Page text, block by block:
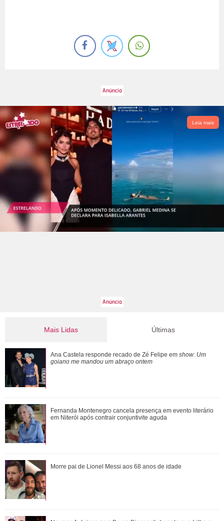
Leia mais
Mais Lidas
Ana Castela responde recado de Zé Felipe em show: Um
goiano me mandou um abraço ontem
Morre pai de Lionel Messi aos 68 anos de idade
Fernanda Montenegro cancela presença em evento literário
Últimas
Ana Castela responde recado de Zé Felipe em show: Um
goiano me mandou um abraço ontem
Fernanda Montenegro cancela presença em evento literário
em Niterói após contrair conjuntivite aguda
Morre pai de Lionel Messi aos 68 anos de idade